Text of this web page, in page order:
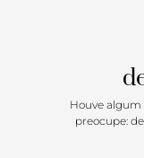
Houve algum
preocupe: